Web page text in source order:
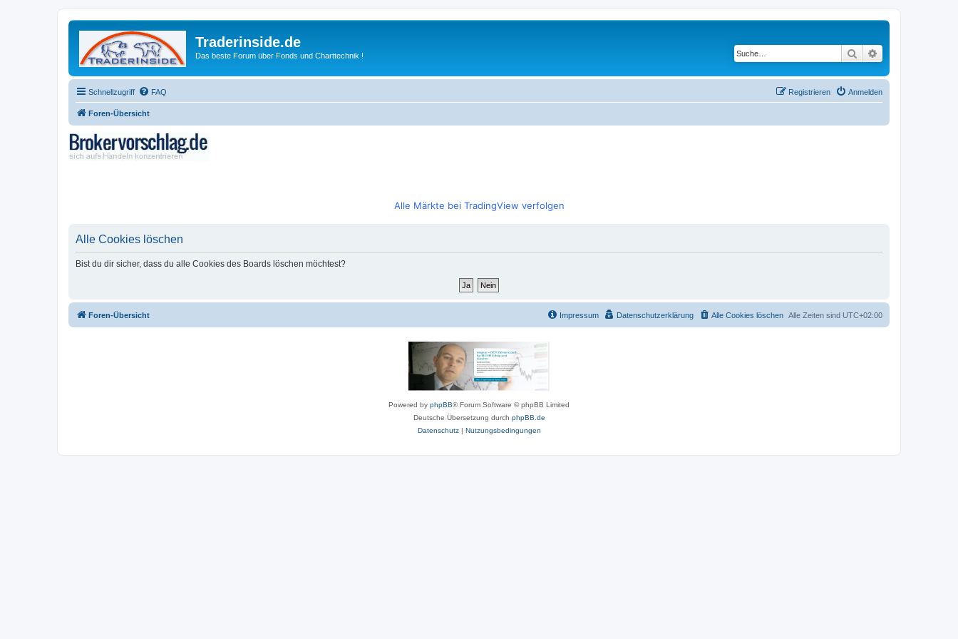
Traderinside.de
Das beste Forum über Fonds und Charttechnik ! Suche
Schnellzugriff FAQ Anmelden
Registrieren
Foren-Übersicht
Alle Märkte bei TradingView verfolgen
Alle Cookies löschen
Bist du dir sicher, dass du alle Cookies des Boards löschen möchtest?
Foren-Übersicht Alle Zeiten sind UTC+02:00
Alle Cookies löschen
Datenschutzerklärung
Impressum
Powered by phpBB® Forum Software © phpBB Limited
Deutsche Übersetzung durch phpBB.de
Datenschutz| Nutzungsbedingungen